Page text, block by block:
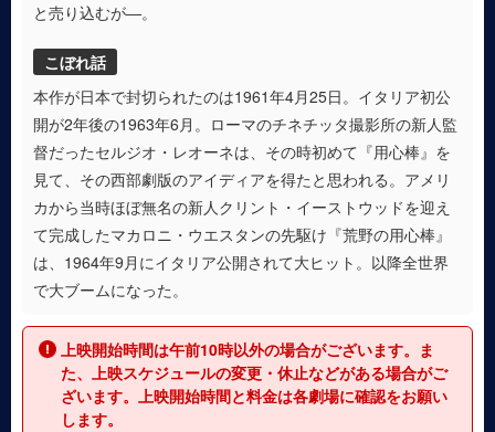
と売り込むが―。
こぼれ話
本作が日本で封切られたのは1961年4月25日。イタリア初公
開が2年後の1963年6月。ローマのチネチッタ撮影所の新人監
督だったセルジオ・レオーネは、その時初めて『用心棒』を
見て、その西部劇版のアイディアを得たと思われる。アメリ
カから当時ほぼ無名の新人クリント・イーストウッドを迎え
て完成したマカロニ・ウエスタンの先駆け『荒野の用心棒』
は、1964年9月にイタリア公開されて大ヒット。以降全世界
で大ブームになった。
上映開始時間は午前10時以外の場合がございます。ま
た、上映スケジュールの変更・休止などがある場合がご
ざいます。上映開始時間と料金は各劇場に確認をお願い
します。